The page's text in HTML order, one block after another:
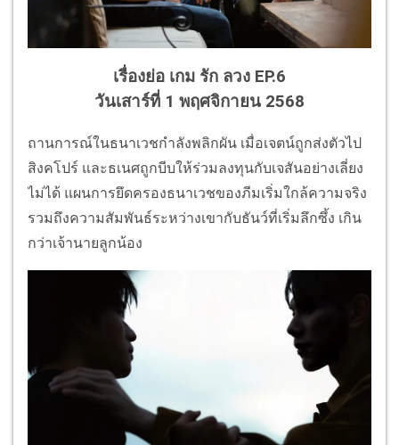
เรื่องย่อ เกม รัก ลวง EP.6
วันเสาร์ที่ 1 พฤศจิกายน 2568
ถานการณ์ในธนาเวชกำลังพลิกผัน เมื่อเจตน์ถูกส่งตัวไป
สิงคโปร์ และธเนศถูกบีบให้ร่วมลงทุนกับเจสันอย่างเลี่ยง
ไม่ได้ แผนการยึดครองธนาเวชของภีมเริ่มใกล้ความจริง
รวมถึงความสัมพันธ์ระหว่างเขากับธันว์ที่เริ่มลึกซึ้ง เกิน
กว่าเจ้านายลูกน้อง